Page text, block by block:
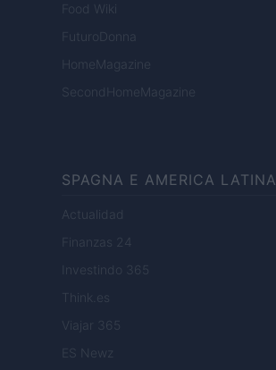
Food Wiki
FuturoDonna
HomeMagazine
SecondHomeMagazine
SPAGNA E AMERICA LATINA
Actualidad
Finanzas 24
Investindo 365
Think.es
Viajar 365
ES Newz